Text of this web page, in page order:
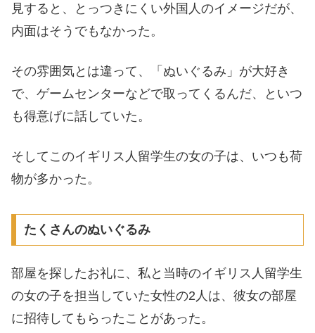
見すると、とっつきにくい外国人のイメージだが、
内面はそうでもなかった。
その雰囲気とは違って、「ぬいぐるみ」が大好き
で、ゲームセンターなどで取ってくるんだ、といつ
も得意げに話していた。
そしてこのイギリス人留学生の女の子は、いつも荷
物が多かった。
たくさんのぬいぐるみ
部屋を探したお礼に、私と当時のイギリス人留学生
の女の子を担当していた女性の2人は、彼女の部屋
に招待してもらったことがあった。